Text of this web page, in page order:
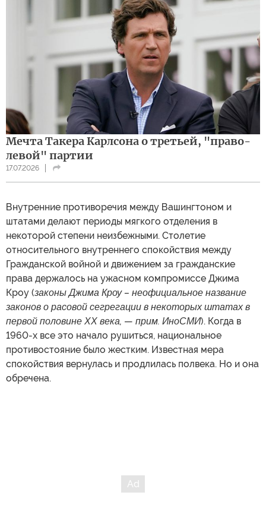
Мечта Такера Карлсона о третьей, "право-
левой" партии
17.07.2026
Внутренние противоречия между Вашингтоном и
штатами делают периоды мягкого отделения в
некоторой степени неизбежными. Столетие
относительного внутреннего спокойствия между
Гражданской войной и движением за гражданские
права держалось на ужасном компромиссе Джима
Кроу (законы Джима Кроу – неофициальное название
законов о расовой сегрегации в некоторых штатах в
первой половине ХХ века, — прим. ИноСМИ). Когда в
1960-х все это начало рушиться, национальное
противостояние было жестким. Известная мера
спокойствия вернулась и продлилась полвека. Но и она
обречена.